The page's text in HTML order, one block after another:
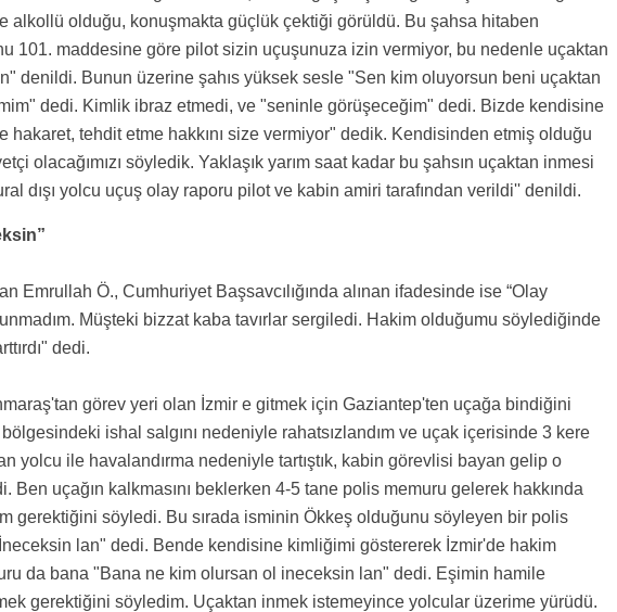
alkollü olduğu, konuşmakta güçlük çektiği görüldü. Bu şahsa hitaben
101. maddesine göre pilot sizin uçuşunuza izin vermiyor, bu nedenle uçaktan
denildi. Bunun üzerine şahıs yüksek sesle "Sen kim oluyorsun beni uçaktan
dedi. Kimlik ibraz etmedi, ve "seninle görüşeceğim" dedi. Bizde kendisine
hakaret, tehdit etme hakkını size vermiyor" dedik. Kendisinden etmiş olduğu
olacağımızı söyledik. Yaklaşık yarım saat kadar bu şahsın uçaktan inmesi
dışı yolcu uçuş olay raporu pilot ve kabin amiri tarafından verildi'' denildi.
Emrullah Ö., Cumhuriyet Başsavcılığında alınan ifadesinde ise “Olay
Müşteki bizzat kaba tavırlar sergiledi. Hakim olduğumu söylediğinde
dedi.
görev yeri olan İzmir e gitmek için Gaziantep'ten uçağa bindiğini
ishal salgını nedeniyle rahatsızlandım ve uçak içerisinde 3 kere
yolcu ile havalandırma nedeniyle tartıştık, kabin görevlisi bayan gelip o
Ben uçağın kalkmasını beklerken 4-5 tane polis memuru gelerek hakkında
gerektiğini söyledi. Bu sırada isminin Ökkeş olduğunu söyleyen bir polis
lan" dedi. Bende kendisine kimliğimi göstererek İzmir'de hakim
da bana "Bana ne kim olursan ol ineceksin lan" dedi. Eşimin hamile
gerektiğini söyledim. Uçaktan inmek istemeyince yolcular üzerime yürüdü.